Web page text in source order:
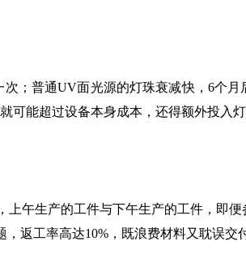
普通UV面光源的灯珠衰减快，6个月
可能超过设备本身成本，还得额外投入
生产的工件与下午生产的工件，即
返工率高达10%，既浪费材料又耽误交